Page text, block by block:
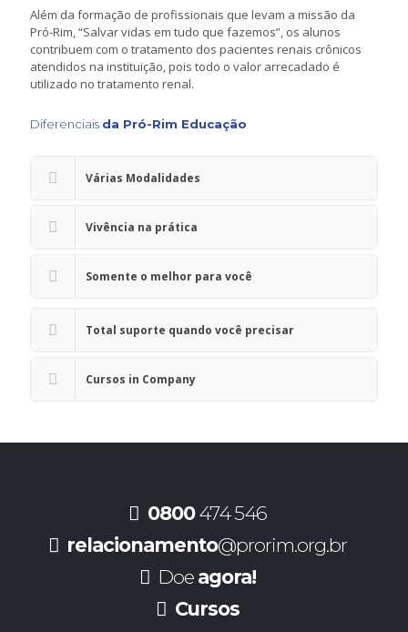
Além da formação de profissionais que levam a missão da
Pró-Rim, “Salvar vidas em tudo que fazemos”, os alunos
contribuem com o tratamento dos pacientes renais crônicos
atendidos na instituição, pois todo o valor arrecadado é
utilizado no tratamento renal.
Diferenciais da Pró-Rim Educação
Várias Modalidades
Vivência na prática
Somente o melhor para você
Total suporte quando você precisar
Cursos in Company
0800474 546
relacionamento@prorim.org.br
Doe agora!
Cursos